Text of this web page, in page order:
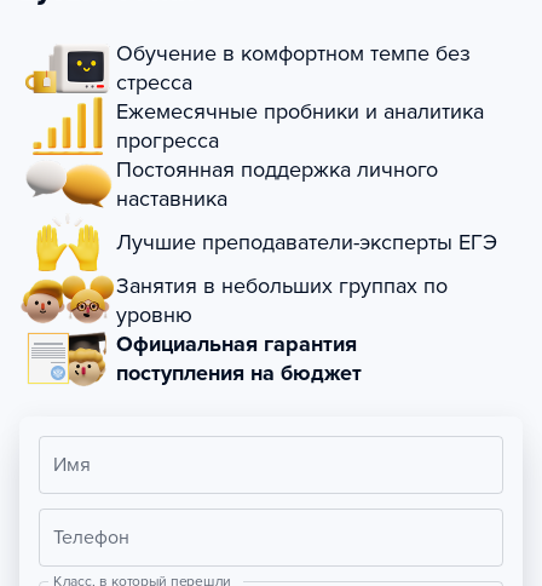
Обучение в комфортном темпе без
стресса
Ежемесячные пробники и аналитика
прогресса
Постоянная поддержка личного
наставника
Лучшие преподаватели-эксперты ЕГЭ
Занятия в небольших группах по
уровню
Официальная гарантия
поступления на бюджет
Имя
Телефон
Класс, в который перешли